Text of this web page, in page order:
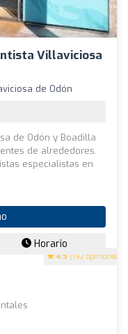
Villaviciosa
4.9 (192 opiniones)
de Odón
de Odón y Boadilla
de alrededores.
especialistas en
Horario